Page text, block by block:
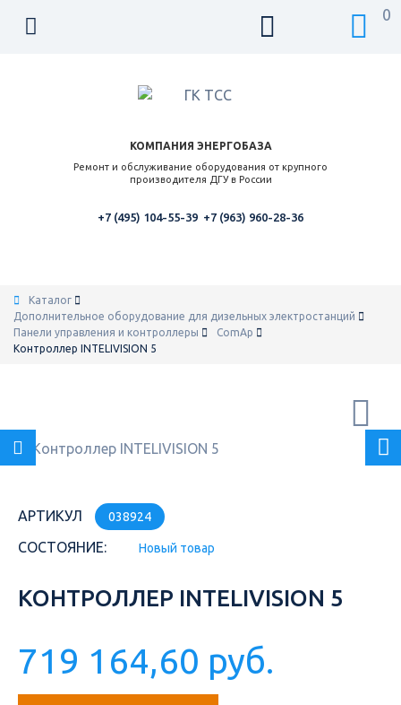
КОМПАНИЯ ЭНЕРГОБАЗА
Ремонт и обслуживание оборудования от крупного
производителя ДГУ в России
0
+7 (495) 104-55-39 +7 (963) 960-28-36
Каталог
Дополнительное оборудование для дизельных электростанций
Панели управления и контроллеры
ComAp
Контроллер INTELIVISION 5
АРТИКУЛ 038924
СОСТОЯНИЕ: Новый товар
КОНТРОЛЛЕР INTELIVISION 5
719 164,60 руб.